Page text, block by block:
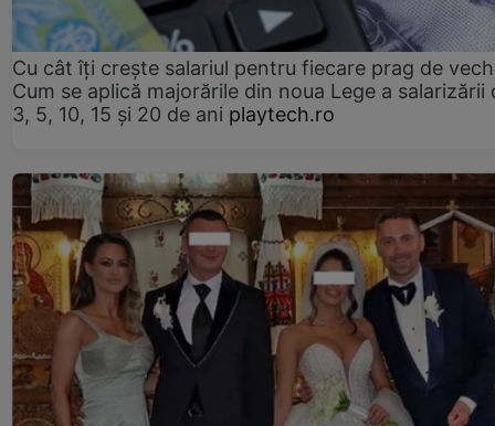
Cu cât îți crește salariul pentru fiecare prag de
Cum se aplică majorările din noua Lege a salarizării
3, 5, 10, 15 și 20 de ani playtech.ro